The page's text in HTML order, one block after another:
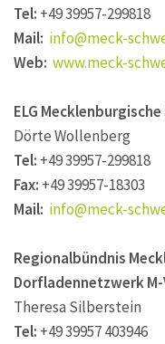
Tel: +49 39957-299818
Mail: info@meck-
Web: www.meck-
ELG
Dörte Wollenberg
Tel: +49 39957-299818
Fax: +49 39957-18303
Mail: info@meck-
Regionalbündnis
Dorfladennetzwerk M-
Theresa Silberstein
Tel: +49 39957 403946